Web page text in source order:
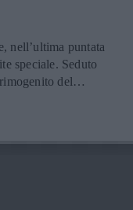
nell’ultima puntata
speciale. Seduto
del